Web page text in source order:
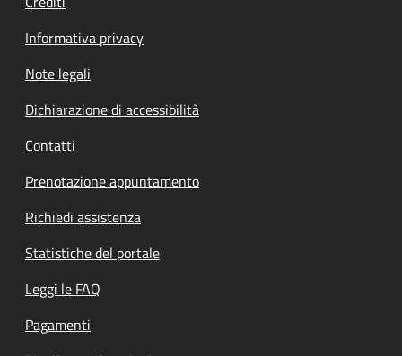
Informativa privacy
Note legali
Dichiarazione di accessibilità
Contatti
Prenotazione appuntamento
Richiedi assistenza
Statistiche del portale
Leggi le FAQ
Pagamenti